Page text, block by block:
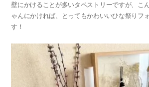
壁にかけることが多いタペストリーですが、こ
ゃんにかければ、とってもかわいいひな祭りフ
す！